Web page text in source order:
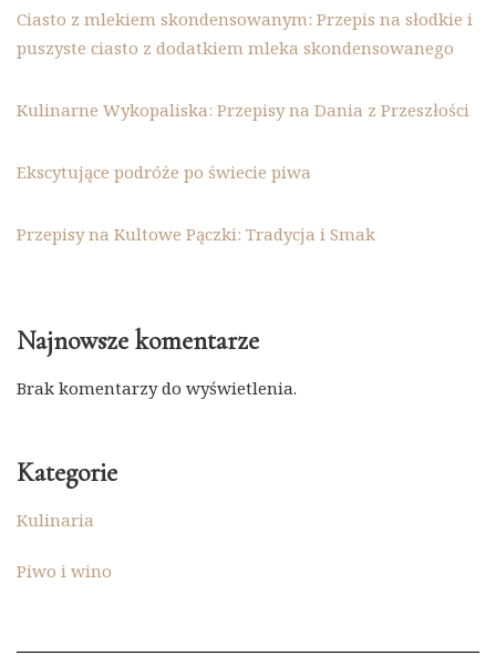
Ciasto z mlekiem skondensowanym: Przepis na słodkie i
puszyste ciasto z dodatkiem mleka skondensowanego
Kulinarne Wykopaliska: Przepisy na Dania z Przeszłości
Ekscytujące podróże po świecie piwa
Przepisy na Kultowe Pączki: Tradycja i Smak
Najnowsze komentarze
Brak komentarzy do wyświetlenia.
Kategorie
Kulinaria
Piwo i wino